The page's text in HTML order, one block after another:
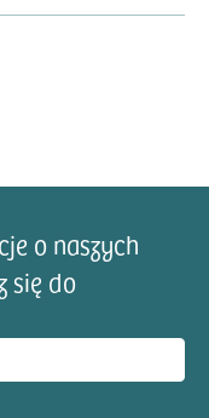
o naszych
się do